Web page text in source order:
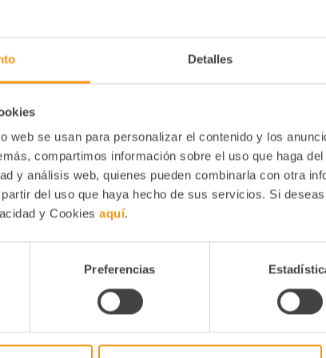
Detalles
web se usan para personalizar el contenido y los
compartimos información sobre el uso que haga
y análisis web, quienes pueden combinarla con otra
del uso que haya hecho de sus servicios. Si
y Cookies aquí.
Preferencias